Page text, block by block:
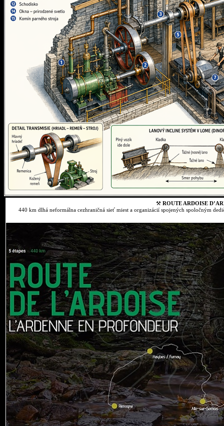
⚒ ROUTE ARDOISE
440 km dlhá neformálna cezhraničná sieť miest a organizácií spojených spoločným